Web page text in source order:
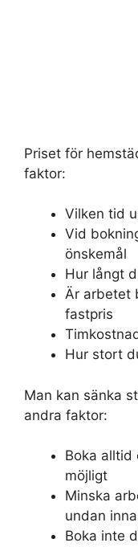
Priset för
faktor:
Vilken tid
Vid
önskemål
Hur långt
Är arbetet
fastpris
Hur stort
Man kan sänka
andra faktor:
Boka alltid
möjligt
Minska
undan
Boka inte